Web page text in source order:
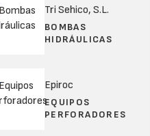
Tri Sehico, S.L.
BOMBAS
HIDRÁULICAS
Epiroc
EQUIPOS
PERFORADORES